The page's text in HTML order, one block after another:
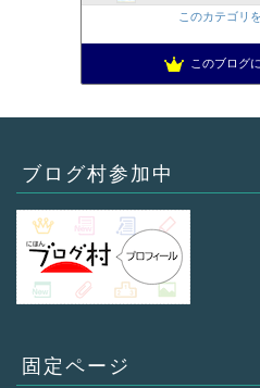
このカテゴリ
このブログ
ブログ村参加中
固定ページ